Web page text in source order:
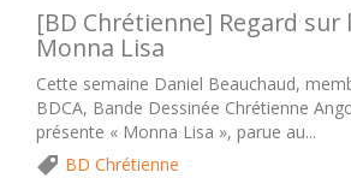
[BD Chrétienne] Regard sur
Monna Lisa
Cette semaine Daniel Beauchaud,
BDCA, Bande Dessinée Chrétienne
présente « Monna Lisa », parue au...
BD Chrétienne